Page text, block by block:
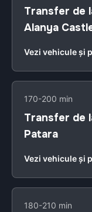
Transfer de
Alanya
Vezi vehicule și
170-200 min
Transfer de
Patara
Vezi vehicule și
180-210 min